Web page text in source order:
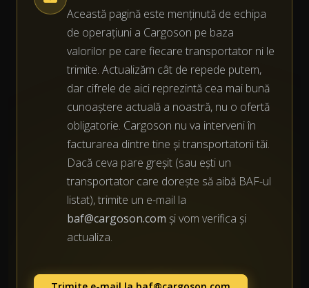
Această pagină este menținută de echipa
de operațiuni a Cargoson pe baza
valorilor pe care fiecare transportator ni le
trimite. Actualizăm cât de repede putem,
dar cifrele de aici reprezintă cea mai bună
cunoaștere actuală a noastră, nu o ofertă
obligatorie. Cargoson nu va interveni în
facturarea dintre tine și transportatorii tăi.
Dacă ceva pare greșit (sau ești un
transportator care dorește să aibă BAF-ul
listat), trimite un e-mail la
baf@cargoson.com și vom verifica și
actualiza.